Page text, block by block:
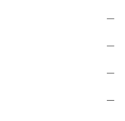
—
—
—
—